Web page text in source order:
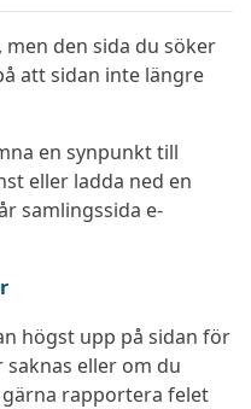
den sida du söker
att sidan inte längre
en synpunkt till
eller ladda ned en
samlingssida e-
högst upp på sidan för
eller om du
rapportera felet